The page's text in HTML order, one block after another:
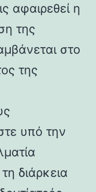
αφαιρεθεί η
της
στο
της
υπό την
διάρκεια